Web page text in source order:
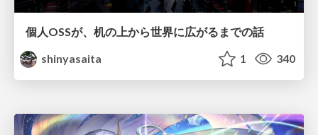
個人OSSが、机の上から世界に広がるまでの話
shinyasaita
1 340